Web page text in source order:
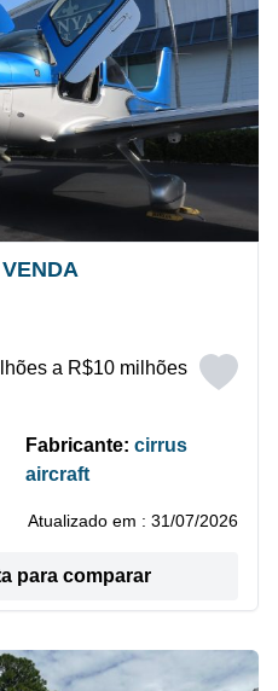
a R$10 milhões
Fabricante: cirrus
aircraft
Atualizado em : 31/07/2026
para comparar